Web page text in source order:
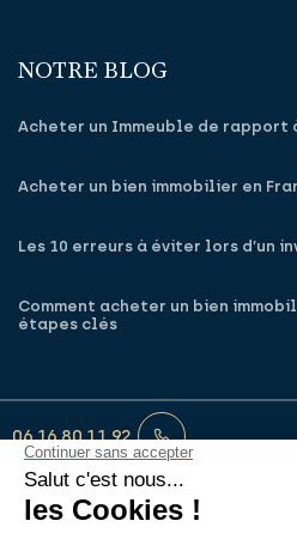
NOTRE BLOG
Acheter un Immeuble de rapport
Acheter un bien immobilier en
Les 10 erreurs à éviter lors d’un
Comment acheter un bien
étapes clés
06 16 80 11 92